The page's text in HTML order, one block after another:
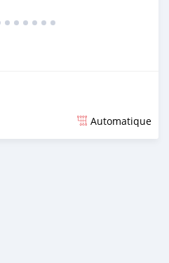
Automatique